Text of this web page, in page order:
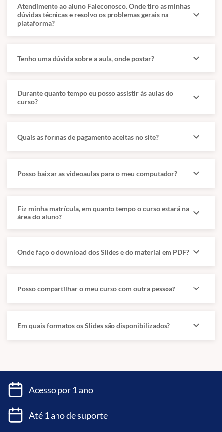
Atendimento ao aluno Faleconosco. Onde tiro as minhas
dúvidas técnicas e resolvo os problemas gerais na
plataforma?
expand_more
Tenho uma dúvida sobre a aula, onde postar? expand_more
Durante quanto tempo eu posso assistir às aulas do
curso?
expand_more
Quais as formas de pagamento aceitas no site? expand_more
Posso baixar as videoaulas para o meu computador? expand_more
Fiz minha matrícula, em quanto tempo o curso estará na
área do aluno?
expand_more
Onde faço o download dos Slides e do material em PDF? expand_more
Posso compartilhar o meu curso com outra pessoa? expand_more
Em quais formatos os Slides são disponibilizados? expand_more
Acesso por 1 ano
Até 1 ano de suporte